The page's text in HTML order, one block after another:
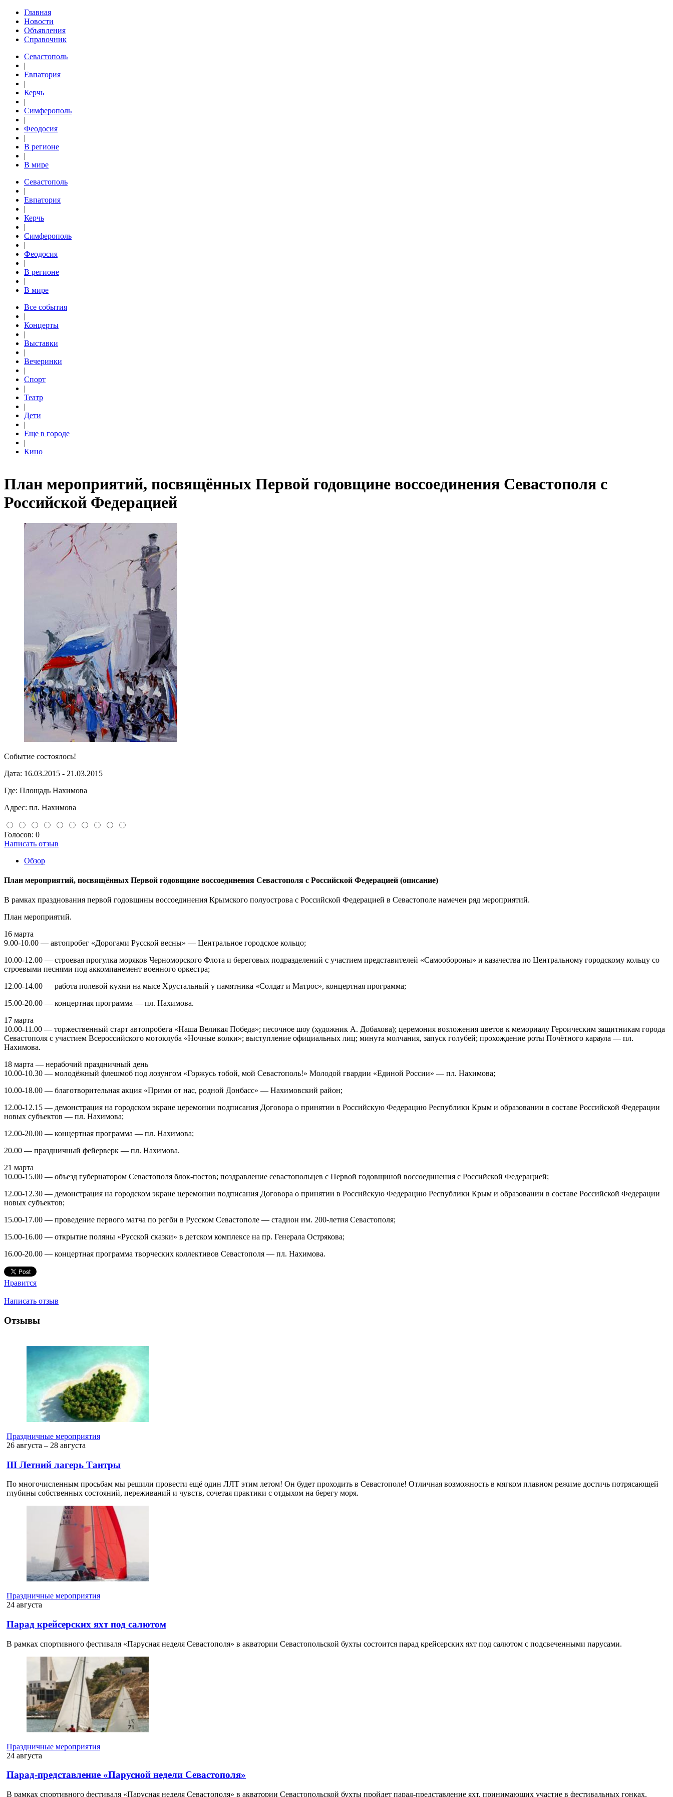
Главная
Новости
Объявления
Справочник
Севастополь
|
Евпатория
|
Керчь
|
Симферополь
|
Феодосия
|
В регионе
|
В мире
Севастополь
|
Евпатория
|
Керчь
|
Симферополь
|
Феодосия
|
В регионе
|
В мире
Все события
|
Концерты
|
Выставки
|
Вечеринки
|
Спорт
|
Театр
|
Дети
|
Еще в городе
|
Кино
План мероприятий, посвящённых Первой годовщине воссоединения Севастополя с
Российской Федерацией
Событие состоялось!
Дата: 16.03.2015 - 21.03.2015
Где: Площадь Нахимова
Адрес: пл. Нахимова
Голосов: 0
Написать отзыв
Обзор
План мероприятий, посвящённых Первой годовщине воссоединения Севастополя с Российской Федерацией (описание)
В рамках празднования первой годовщины воссоединения Крымского полуострова с Российской Федерацией в Севастополе намечен ряд мероприятий.
План мероприятий.
16 марта
9.00-10.00 — автопробег «Дорогами Русской весны» — Центральное городское кольцо;
10.00-12.00 — строевая прогулка моряков Черноморского Флота и береговых подразделений с участием представителей «Самообороны» и казачества по Центральному городскому кольцу со
строевыми песнями под аккомпанемент военного оркестра;
12.00-14.00 — работа полевой кухни на мысе Хрустальный у памятника «Солдат и Матрос», концертная программа;
15.00-20.00 — концертная программа — пл. Нахимова.
17 марта
10.00-11.00 — торжественный старт автопробега «Наша Великая Победа»; песочное шоу (художник А. Добахова); церемония возложения цветов к мемориалу Героическим защитникам города
Севастополя с участием Всероссийского мотоклуба «Ночные волки»; выступление официальных лиц; минута молчания, запуск голубей; прохождение роты Почётного караула — пл.
Нахимова.
18 марта — нерабочий праздничный день
10.00-10.30 — молодёжный флешмоб под лозунгом «Горжусь тобой, мой Севастополь!» Молодой гвардии «Единой России» — пл. Нахимова;
10.00-18.00 — благотворительная акция «Прими от нас, родной Донбасс» — Нахимовский район;
12.00-12.15 — демонстрация на городском экране церемонии подписания Договора о принятии в Российскую Федерацию Республики Крым и образовании в составе Российской Федерации
новых субъектов — пл. Нахимова;
12.00-20.00 — концертная программа — пл. Нахимова;
20.00 — праздничный фейерверк — пл. Нахимова.
21 марта
10.00-15.00 — объезд губернатором Севастополя блок-постов; поздравление севастопольцев с Первой годовщиной воссоединения с Российской Федерацией;
12.00-12.30 — демонстрация на городском экране церемонии подписания Договора о принятии в Российскую Федерацию Республики Крым и образовании в составе Российской Федерации
новых субъектов;
15.00-17.00 — проведение первого матча по регби в Русском Севастополе — стадион им. 200-летия Севастополя;
15.00-16.00 — открытие поляны «Русской сказки» в детском комплексе на пр. Генерала Острякова;
16.00-20.00 — концертная программа творческих коллективов Севастополя — пл. Нахимова.
Нравится
Написать отзыв
Отзывы
Праздничные мероприятия
26 августа ‒ 28 августа
III Летний лагерь Тантры
По многочисленным просьбам мы решили провести ещё один ЛЛТ этим летом! Он будет проходить в Севастополе! Отличная возможность в мягком плавном режиме достичь потрясающей
глубины собственных состояний, переживаний и чувств, сочетая практики с отдыхом на берегу моря.
Праздничные мероприятия
24 августа
Парад крейсерских яхт под салютом
В рамках спортивного фестиваля «Парусная неделя Севастополя» в акватории Севастопольской бухты состоится парад крейсерских яхт под салютом с подсвеченными парусами.
Праздничные мероприятия
24 августа
Парад-представление «Парусной недели Севастополя»
В рамках спортивного фестиваля «Парусная неделя Севастополя» в акватории Севастопольской бухты пройдет парад-представление яхт, принимающих участие в фестивальных гонках.